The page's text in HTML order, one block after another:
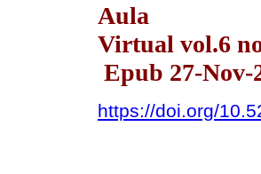
Aula
Virtual vol.6
Epub 27-Nov-
https://doi.org/